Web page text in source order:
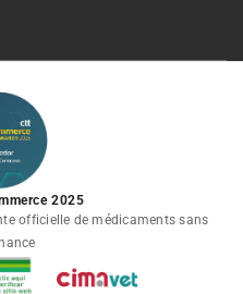
2025
officielle de médicaments sans